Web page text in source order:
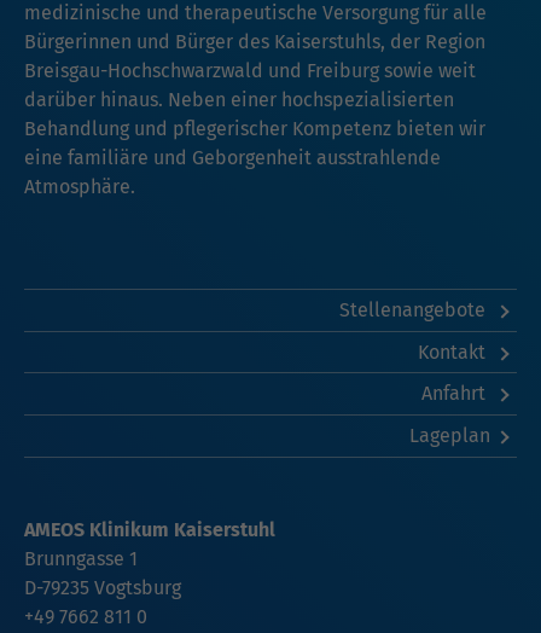
medizinische und therapeutische Versorgung für alle
Bürgerinnen und Bürger des Kaiserstuhls, der Region
Breisgau-Hochschwarzwald und Freiburg sowie weit
darüber hinaus. Neben einer hochspezialisierten
Behandlung und pflegerischer Kompetenz bieten wir
eine familiäre und Geborgenheit ausstrahlende
Atmosphäre.
Stellenangebote
Kontakt
Anfahrt
Lageplan
AMEOS Klinikum Kaiserstuhl
Brunngasse 1
D-79235 Vogtsburg
+49 7662 811 0